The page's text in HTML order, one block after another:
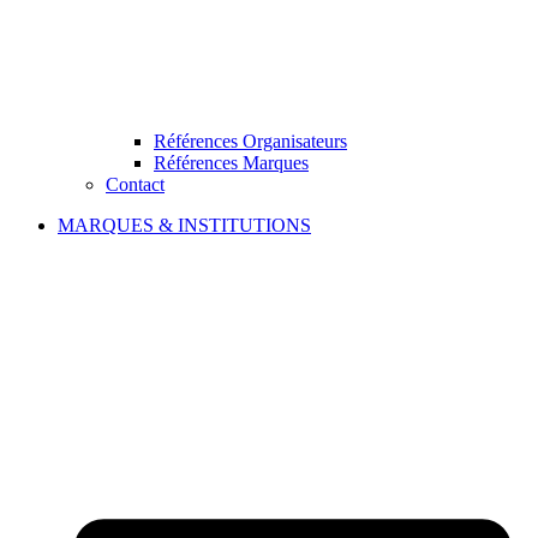
Références Organisateurs
Références Marques
Contact
MARQUES & INSTITUTIONS